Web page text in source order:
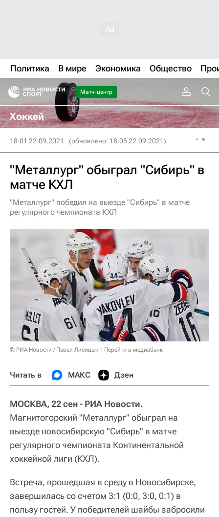
Политика В мире Экономика Общество
Матч-центр
Хоккей
18:01 22.09.2021 (обновлено: 18:05 22.09.2021)
"Металлург" обыграл "Сибирь" в
матче КХЛ
"Металлург" победил на выезде "Сибирь" в матче
регулярного чемпионата КХЛ
© РИА Новости / Павел Лисицын Перейти в медиабанк
Читать в МАКС Дзен
МОСКВА, 22 сен - РИА Новости.
Магнитогорский "Металлург" обыграл на
выезде новосибирскую "Сибирь" в матче
регулярного чемпионата Континентальной
хоккейной лиги (КХЛ).
Встреча, прошедшая в среду в Новосибирске,
завершилась со счетом 3:1 (0:0, 3:0, 0:1) в
пользу гостей. У победителей шайбы забросили